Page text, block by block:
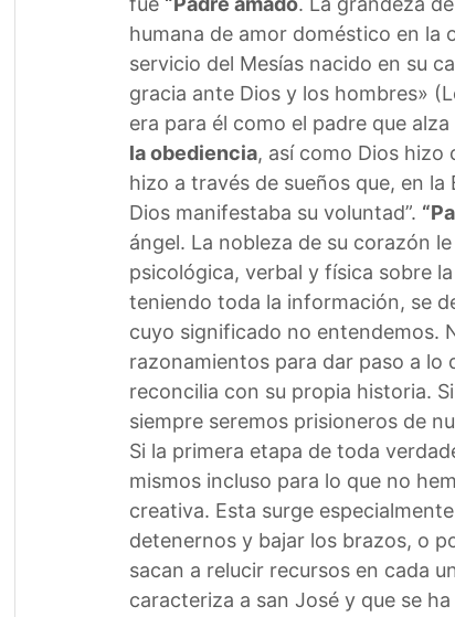
humana de amor doméstico en la
servicio del Mesías nacido en su
gracia ante Dios y los hombres»
era para él como el padre que
la obediencia, así como Dios hizo
hizo a través de sueños que, en
Dios manifestaba su voluntad”.
ángel. La nobleza de su corazón
psicológica, verbal y física sobre
teniendo toda la información, se
cuyo significado no entendemos.
razonamientos para dar paso a lo
reconcilia con su propia historia.
siempre seremos prisioneros de
Si la primera etapa de toda
mismos incluso para lo que no
creativa. Esta surge
detenernos y bajar los brazos, o
sacan a relucir recursos en cada
caracteriza a san José y que se